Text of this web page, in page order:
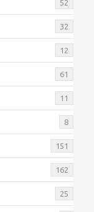
52
32
12
61
11
8
151
162
25